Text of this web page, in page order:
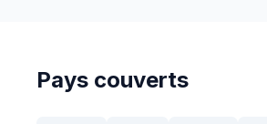
Pays couverts